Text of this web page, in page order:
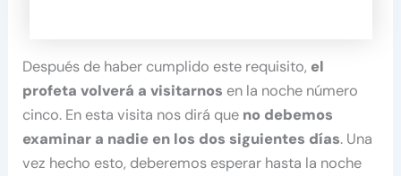
Después de haber cumplido este requisito, el
profeta volverá a visitarnos en la noche número
cinco. En esta visita nos dirá que no debemos
examinar a nadie en los dos siguientes días. Una
vez hecho esto, deberemos esperar hasta la noche